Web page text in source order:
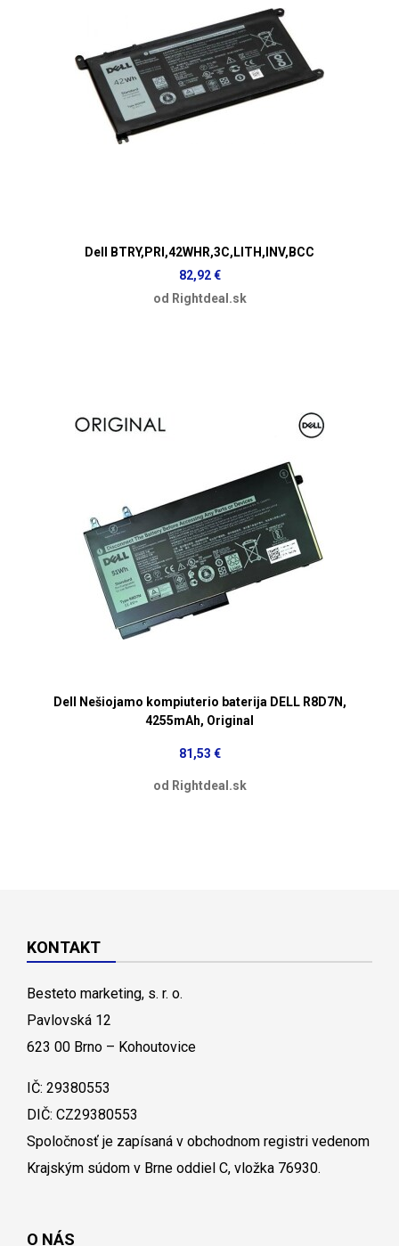
Dell BTRY,PRI,42WHR,3C,LITH,INV,BCC
82,92 €
od Rightdeal.sk
Dell Nešiojamo kompiuterio baterija DELL R8D7N,
4255mAh, Original
81,53 €
od Rightdeal.sk
KONTAKT
Besteto marketing, s. r. o.
Pavlovská 12
623 00 Brno – Kohoutovice
IČ: 29380553
DIČ: CZ29380553
Spoločnosť je zapísaná v obchodnom registri vedenom
Krajským súdom v Brne oddiel C, vložka 76930.
O NÁS